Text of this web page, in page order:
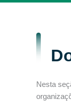
Nesta